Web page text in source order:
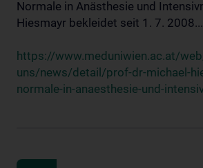
Normale in Anästhesie und
Hiesmayr bekleidet seit 1. 7. 2008...
https://www.meduniwien.ac.at/
uns/news/detail/prof-dr-michael-
normale-in-anaesthesie-und-